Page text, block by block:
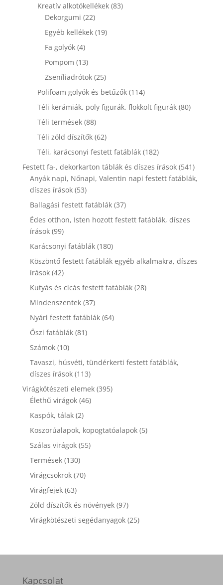
Kreatív alkotókellékek 8383
Dekorgumi 2222
termék
Egyéb kellékek 1919
Fa golyók 44
termék
Pompom 1313
termék
Zseníliadrótok 2525
termék
Polifoam golyók és betűzők 114114
termék
Téli kerámiák, poly figurák, flokkolt figurák 8080
Téli termések 8888
termék
Téli zöld díszítők 6262
termék
Téli, karácsonyi festett fatáblák 182182
termék
Festett fa-, dekorkarton táblák és díszes írások 541541
termék
Anyák napi, Nőnapi, Valentin napi festett fatáblák,
díszes írások 5353
termék
Ballagási festett fatáblák 3737
termék
Édes otthon, Isten hozott festett fatáblák, díszes
írások 9999
termék
Karácsonyi fatáblák 180180
termék
Köszöntő festett fatáblák egyéb alkalmakra, díszes
írások 4242
termék
Kutyás és cicás festett fatáblák 2828
Mindenszentek 3737
termék
Nyári festett fatáblák 6464
Őszi fatáblák 8181
Számok 1010
termék
Tavaszi, húsvéti, tündérkerti festett fatáblák,
díszes írások 113113
termék
Virágkötészeti elemek 395395
Élethű virágok 4646
Kaspók, tálak 22
termék
Koszorúalapok, kopogtatóalapok 55
Szálas virágok 5555
Termések 130130
termék
Virágcsokrok 7070
Virágfejek 6363
termék
Zöld díszítők és növények 9797
termék
Virágkötészeti segédanyagok 2525
Kapcsolat